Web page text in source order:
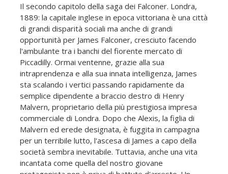
Il secondo capitolo della saga dei Falconer. Londra,
1889: la capitale inglese in epoca vittoriana è una città
di grandi disparità sociali ma anche di grandi
opportunità per James Falconer, cresciuto facendo
l'ambulante tra i banchi del fiorente mercato di
Piccadilly. Ormai ventenne, grazie alla sua
intraprendenza e alla sua innata intelligenza, James
sta scalando i vertici passando rapidamente da
semplice dipendente a braccio destro di Henry
Malvern, proprietario della più prestigiosa impresa
commerciale di Londra. Dopo che Alexis, la figlia di
Malvern ed erede designata, è fuggita in campagna
per un terribile lutto, l'ascesa di James a capo della
società sembra inevitabile. Tuttavia, anche una vita
incantata come quella del nostro giovane